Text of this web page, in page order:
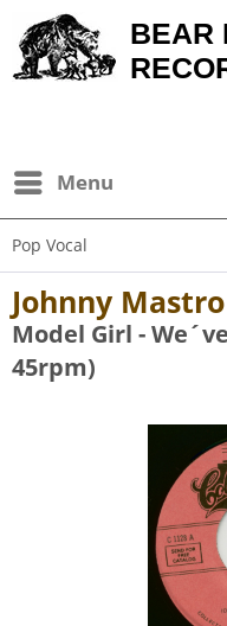
BEAR
Menu
Pop Vocal
Johnny Mastro
Model Girl -
45rpm)